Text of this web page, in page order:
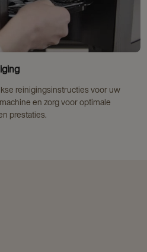
reinigingsinstructies voor uw
en zorg voor optimale
prestaties.